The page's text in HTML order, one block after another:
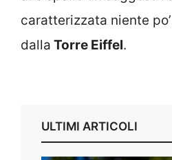
caratterizzata niente
dalla Torre Eiffel.
ULTIMI ARTICOLI